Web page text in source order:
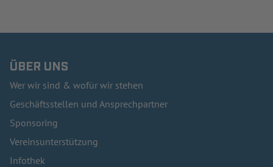
ÜBER UNS
Wer wir sind & wofür wir stehen
Geschäftsstellen und Ansprechpartner
Sponsoring
Vereinsunterstützung
Infothek